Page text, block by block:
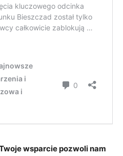
wsparcie pozwoli nam